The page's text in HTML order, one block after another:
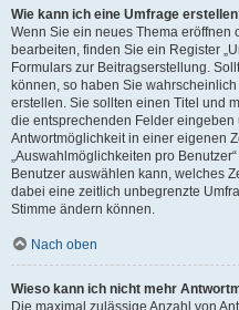
Wie kann ich eine Umfrage
Wenn Sie ein neues Thema eröffnen
bearbeiten, finden Sie ein Register
Formulars zur Beitragserstellung.
können, so haben Sie
erstellen. Sie sollten einen Titel und
die entsprechenden Felder
Antwortmöglichkeit in einer eigenen
„Auswahlmöglichkeiten pro
Benutzer auswählen kann, welches
dabei eine zeitlich unbegrenzte
Stimme ändern können.
Nach oben
Wieso kann ich nicht mehr
Die maximal zulässige Anzahl von